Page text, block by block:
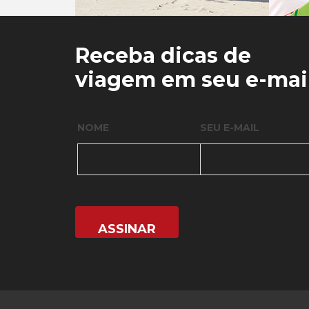
0 0
Receba dicas de
viagem em seu e-
NOME SEU E-MAIL